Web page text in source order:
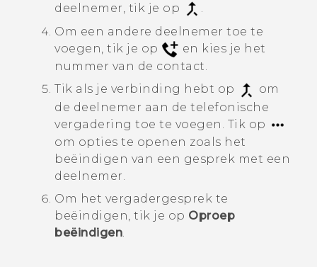
deelnemer, tik je op
Om een andere deelnemer toe te
voegen, tik je op
en kies je het
nummer van de contact.
Tik als je verbinding hebt op
om
de deelnemer aan de telefonische
vergadering toe te voegen. Tik op
om opties te openen zoals het
beëindigen van een gesprek met een
deelnemer.
Om het vergadergesprek te
beëindigen, tik je op Oproep
beëindigen.